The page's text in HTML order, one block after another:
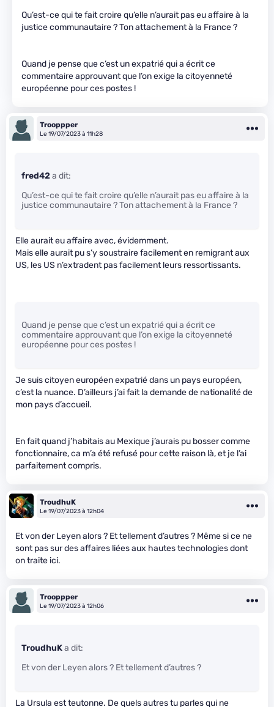
Qu’est-ce qui te fait croire qu’elle n’aurait pas eu affaire à la
justice communautaire ? Ton attachement à la France ?
Quand je pense que c’est un expatrié qui a écrit ce
commentaire approuvant que l’on exige la citoyenneté
européenne pour ces postes !
Trooppper
Le 19/07/2023 à 11h28
fred42a dit:
Qu’est-ce qui te fait croire qu’elle n’aurait pas eu affaire à la
justice communautaire ? Ton attachement à la France ?
Elle aurait eu affaire avec, évidemment.
Mais elle aurait pu s’y soustraire facilement en remigrant aux
US, les US n’extradent pas facilement leurs ressortissants.
Quand je pense que c’est un expatrié qui a écrit ce
commentaire approuvant que l’on exige la citoyenneté
européenne pour ces postes !
Je suis citoyen européen expatrié dans un pays européen,
c’est la nuance. D’ailleurs j’ai fait la demande de nationalité de
mon pays d’accueil.
En fait quand j’habitais au Mexique j’aurais pu bosser comme
fonctionnaire, ca m’a été refusé pour cette raison là, et je l’ai
parfaitement compris.
TroudhuK
Le 19/07/2023 à 12h04
Et von der Leyen alors ? Et tellement d’autres ? Même si ce ne
sont pas sur des affaires liées aux hautes technologies dont
on traite ici.
Trooppper
Le 19/07/2023 à 12h06
TroudhuKa dit:
Et von der Leyen alors ? Et tellement d’autres ?
La Ursula est teutonne. De quels autres tu parles qui ne